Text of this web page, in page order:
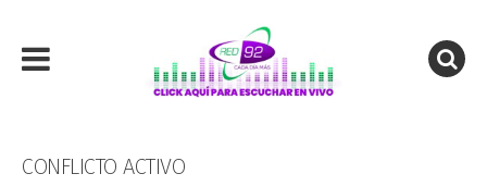
CONFLICTO ACTIVO